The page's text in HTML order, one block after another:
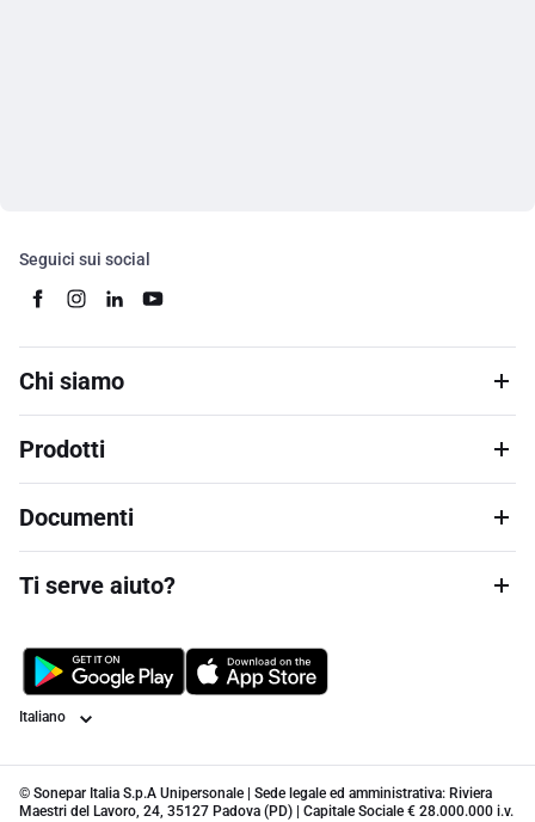
Seguici sui social
Chi siamo
Prodotti
Documenti
Ti serve aiuto?
Lingua
© Sonepar Italia S.p.A Unipersonale | Sede legale ed amministrativa: Riviera
Maestri del Lavoro, 24, 35127 Padova (PD) | Capitale Sociale € 28.000.000 i.v.